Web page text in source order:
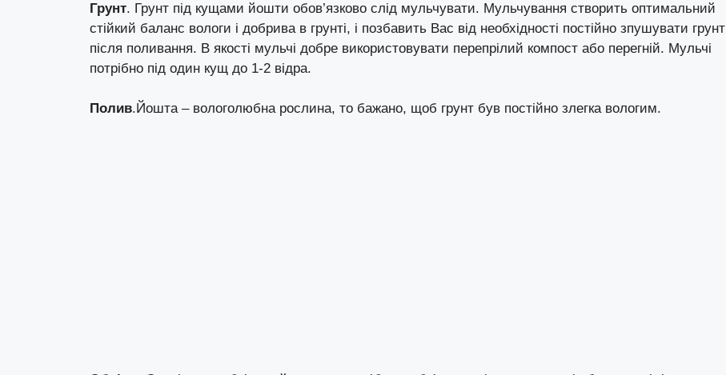
Грунт. Грунт під кущами йошти обов’язково слід мульчувати. Мульчування створить оптимальний
стійкий баланс вологи і добрива в грунті, і позбавить Вас від необхідності постійно зпушувати грунт
після поливання. В якості мульчі добре використовувати перепрілий компост або перегній. Мульчі
потрібно під один кущ до 1-2 відра.
Полив.Йошта – вологолюбна рослина, то бажано, щоб грунт був постійно злегка вологим.